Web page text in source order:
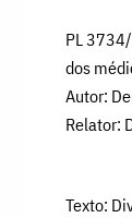
PL
dos
Autor:
Relator:
Texto: